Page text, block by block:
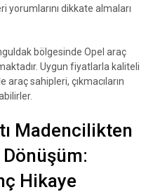
yorumlarını dikkate almaları
bölgesinde Opel araç
Uygun fiyatlarla kaliteli
sahipleri, çıkmacıların
Madencilikten
Dönüşüm:
Hikaye